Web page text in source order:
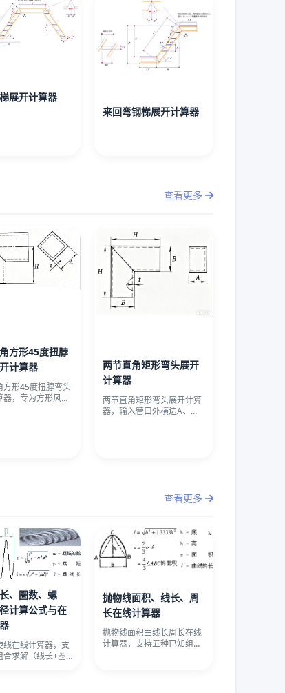
展开计算器
来回弯钢梯展开计算器
查看更多
方形45度扭脖
计算器
方形45度扭脖弯头
器，专为方形风管
两节直角矩形弯头展开
计算器
两节直角矩形弯头展开计算
器，输入管口外横边A、外
查看更多
、圈数、螺
计算公式与在
线在线计算器，支
合求解（线长+圈
抛物线面积、线长、周
长在线计算器
抛物线面积曲线长周长在线
计算器，支持五种已知组合